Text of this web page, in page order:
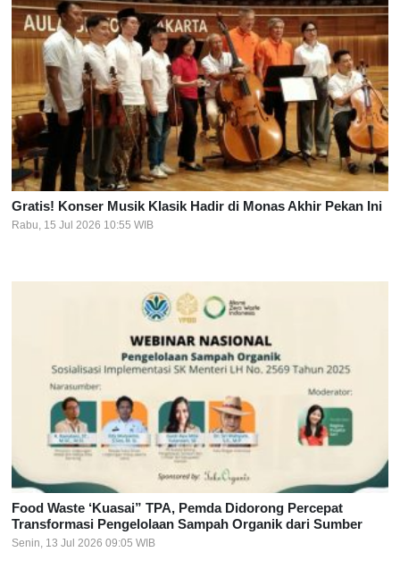
Gratis! Konser Musik Klasik Hadir di Monas Akhir Pekan Ini
Rabu, 15 Jul 2026 10:55 WIB
Food Waste ‘Kuasai” TPA, Pemda Didorong Percepat
Transformasi Pengelolaan Sampah Organik dari Sumber
Senin, 13 Jul 2026 09:05 WIB